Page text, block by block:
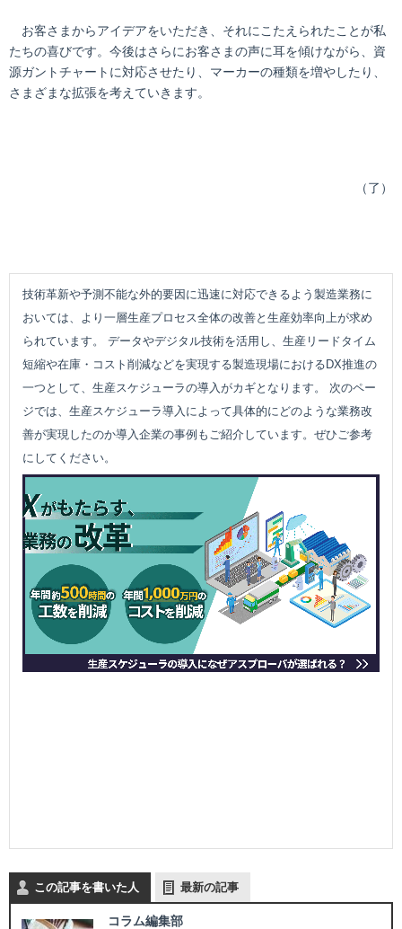
お客さまからアイデアをいただき、それにこたえられたことが私
たちの喜びです。今後はさらにお客さまの声に耳を傾けながら、資
源ガントチャートに対応させたり、マーカーの種類を増やしたり、
さまざまな拡張を考えていきます。
（了）
技術革新や予測不能な外的要因に迅速に対応できるよう製造業務に
おいては、より一層生産プロセス全体の改善と生産効率向上が求め
られています。 データやデジタル技術を活用し、生産リードタイム
短縮や在庫・コスト削減などを実現する製造現場におけるDX推進の
一つとして、生産スケジューラの導入がカギとなります。 次のペー
ジでは、生産スケジューラ導入によって具体的にどのような業務改
善が実現したのか導入企業の事例もご紹介しています。ぜひご参考
にしてください。
この記事を書いた人 最新の記事
コラム編集部